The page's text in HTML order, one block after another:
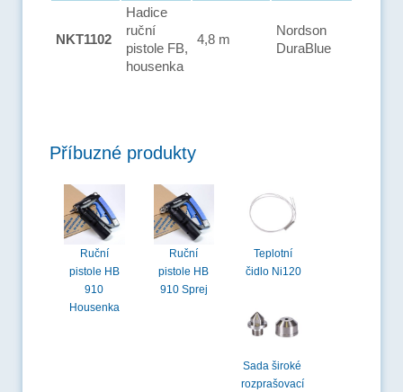
NKT1102
Hadice
ruční
pistole FB,
housenka
4,8 m
Nordson
DuraBlue
Příbuzné produkty
Ruční
pistole HB
910
Housenka
Ruční
pistole HB
910 Sprej
Teplotní
čidlo Ni120
Sada široké
rozprašovací